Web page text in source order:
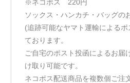
※ネコポス 220円
ソックス・ハンカチ・バッグの
(追跡可能なヤマト運輸による
ております。
ご自宅のポスト投函によるお届
け取り可能です。
ネコポス配送商品を複数個ご注